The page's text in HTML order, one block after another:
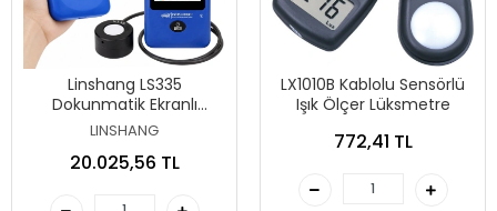
Linshang LS335
Dokunmatik Ekranlı
Spektral Lüksmetre
LINSHANG
20.025,56 TL
LX1010B Kablolu Sensörlü
Işık Ölçer Lüksmetre
772,41 TL